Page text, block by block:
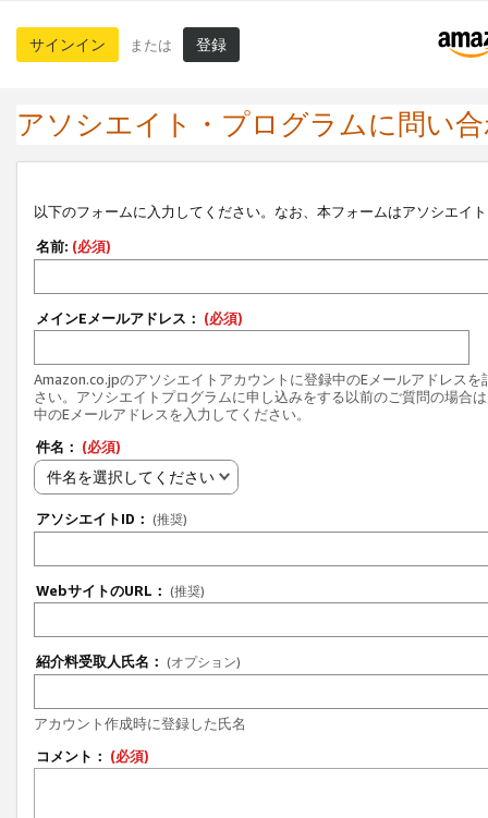
サインイン または 登録
アソシエイト・プログラムに問い
以下のフォームに入力してください。なお、本フォームはアソシエイ
名前: (必須)
メインEメールアドレス： (必須)
Amazon.co.jpのアソシエイトアカウントに登録中のEメールアドレスを
さい。アソシエイトプログラムに申し込みをする以前のご質問の場合
中のEメールアドレスを入力してください。
件名： (必須)
件名を選択してください
アソシエイトID： (推奨)
WebサイトのURL： (推奨)
紹介料受取人氏名： (オプション)
アカウント作成時に登録した氏名
コメント： (必須)